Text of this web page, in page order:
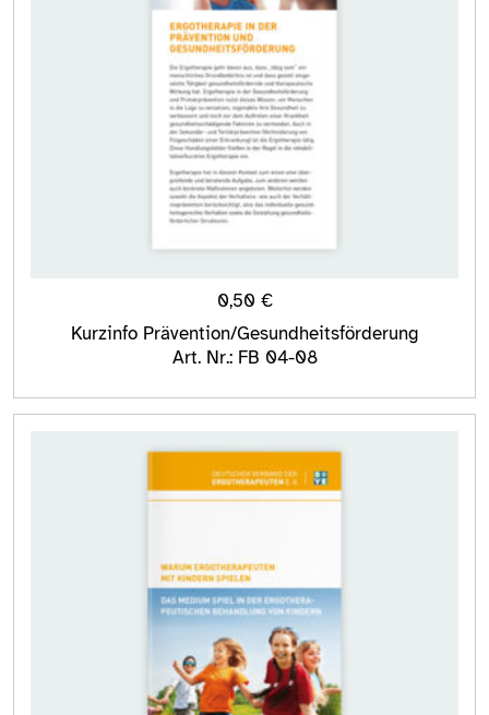
0,50 €
Kurzinfo Prävention/Gesundheitsförderung
Art. Nr.: FB 04-08